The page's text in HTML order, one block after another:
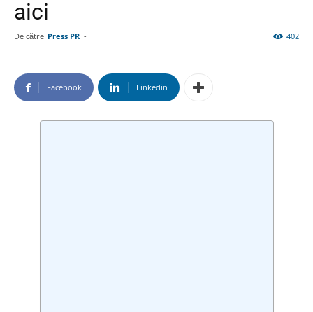
aici
De către Press PR - 402
Facebook Linkedin